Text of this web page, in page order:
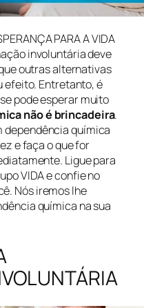
PARA A VIDA
involuntária deve
outras alternativas
efeito. Entretanto, é
pode esperar muito
não é brincadeira.
dependência química
e faça o que for
Ligue para
VIDA e confie no
Nós iremos lhe
química na sua